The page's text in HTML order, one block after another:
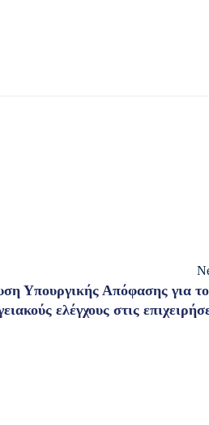
Υπουργικής Απόφασης για
ελέγχους στις